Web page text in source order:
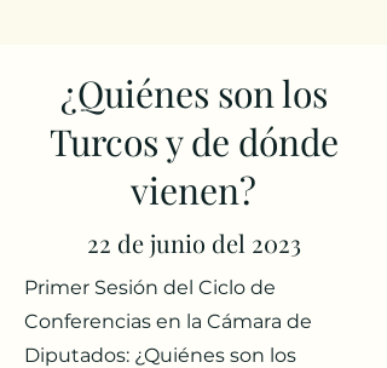
¿Quiénes son los
Turcos y de dónde
vienen?
22 de junio del 2023
Primer Sesión del Ciclo de
Conferencias en la Cámara de
Diputados: ¿Quiénes son los